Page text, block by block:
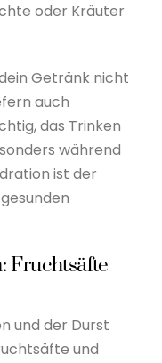
oder Kräuter
Getränk nicht
auch
das Trinken
während
ist der
Fruchtsäfte
und der Durst
und